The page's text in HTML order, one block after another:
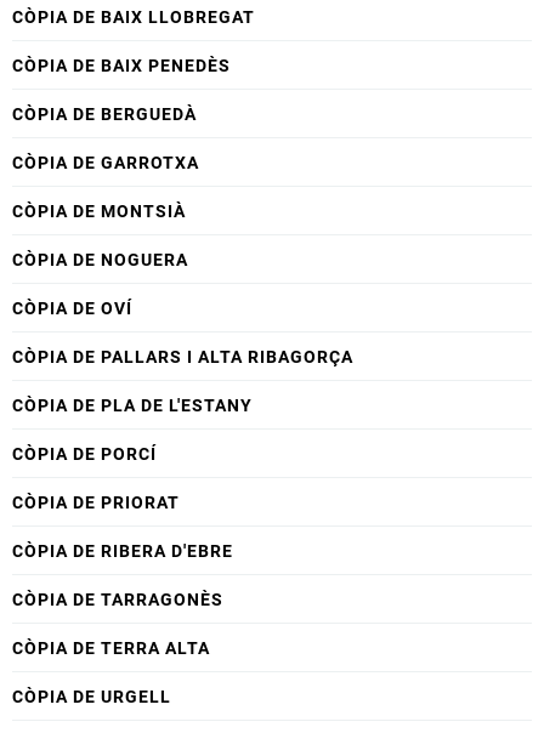
CÒPIA DE BAIX LLOBREGAT
CÒPIA DE BAIX PENEDÈS
CÒPIA DE BERGUEDÀ
CÒPIA DE GARROTXA
CÒPIA DE MONTSIÀ
CÒPIA DE NOGUERA
CÒPIA DE OVÍ
CÒPIA DE PALLARS I ALTA RIBAGORÇA
CÒPIA DE PLA DE L'ESTANY
CÒPIA DE PORCÍ
CÒPIA DE PRIORAT
CÒPIA DE RIBERA D'EBRE
CÒPIA DE TARRAGONÈS
CÒPIA DE TERRA ALTA
CÒPIA DE URGELL